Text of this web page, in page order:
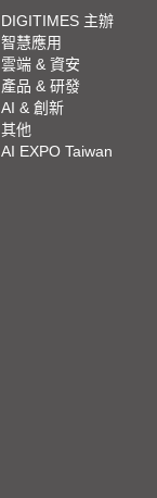
DIGITIMES 主辦
智慧應用
雲端 & 資安
產品 & 研發
AI & 創新
其他
AI EXPO Taiwan